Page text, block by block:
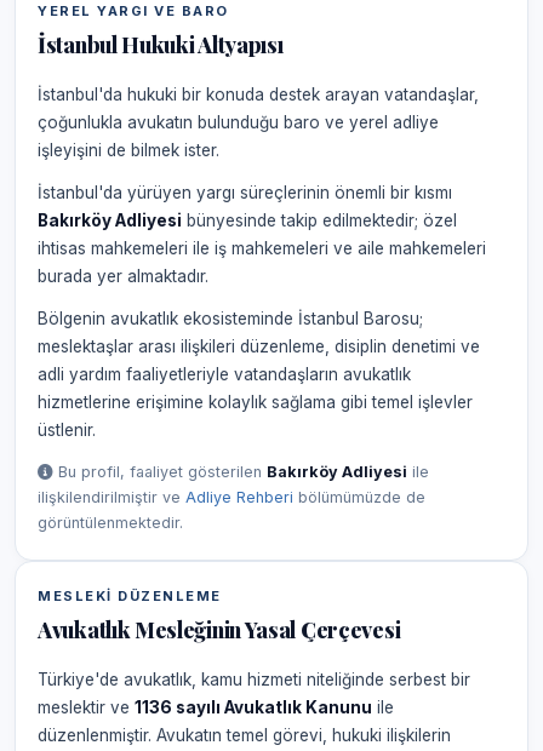
YEREL YARGI VE BARO
İstanbul Hukuki Altyapısı
İstanbul'da hukuki bir konuda destek arayan vatandaşlar,
çoğunlukla avukatın bulunduğu baro ve yerel adliye
işleyişini de bilmek ister.
İstanbul'da yürüyen yargı süreçlerinin önemli bir kısmı
Bakırköy Adliyesi bünyesinde takip edilmektedir; özel
ihtisas mahkemeleri ile iş mahkemeleri ve aile mahkemeleri
burada yer almaktadır.
Bölgenin avukatlık ekosisteminde İstanbul Barosu;
meslektaşlar arası ilişkileri düzenleme, disiplin denetimi ve
adli yardım faaliyetleriyle vatandaşların avukatlık
hizmetlerine erişimine kolaylık sağlama gibi temel işlevler
üstlenir.
Bu profil, faaliyet gösterilen Bakırköy Adliyesi ile
ilişkilendirilmiştir ve Adliye Rehberi bölümümüzde de
görüntülenmektedir.
MESLEKI DÜZENLEME
Avukatlık Mesleğinin Yasal Çerçevesi
Türkiye'de avukatlık, kamu hizmeti niteliğinde serbest bir
meslektir ve 1136 sayılı Avukatlık Kanunu ile
düzenlenmiştir. Avukatın temel görevi, hukuki ilişkilerin